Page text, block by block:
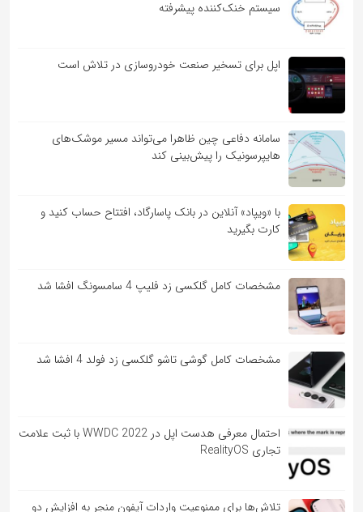
سیستم خنک‌کننده پیشرفته
اپل برای تسخیر صنعت خودروسازی در تلاش است
سامانه دفاعی چین ظاهرا می‌تواند مسیر موشک‌های
هایپرسونیک را پیش‌بینی کند
با «ویپاد» آنلاین در بانک پاسارگاد، افتتاح حساب کنید و
کارت بگیرید
مشخصات کامل گلکسی زد فلیپ 4 سامسونگ افشا شد
مشخصات کامل گوشی تاشو گلکسی زد فولد 4 افشا شد
احتمال معرفی هدست اپل در WWDC 2022 با ثبت علامت
تجاری RealityOS
تلاش‌ها برای ممنوعیت واردات آیفون منجر به افزایش دو